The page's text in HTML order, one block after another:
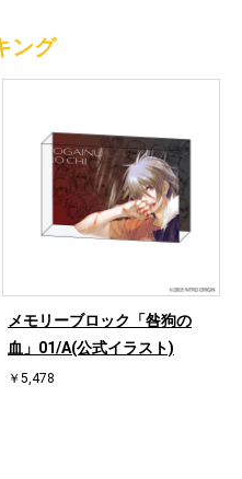
ング
メモリーブロック「咎狗の
血」01/A(公式イラスト)
￥5,478